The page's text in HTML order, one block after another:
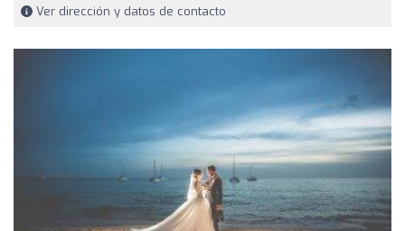
Ver dirección y datos de contacto